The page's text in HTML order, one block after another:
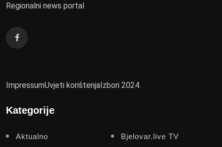
Regionalni news portal
ImpressumUvjeti korištenjaIzbori 2024.
Kategorije
Aktualno Bjelovar.live TV